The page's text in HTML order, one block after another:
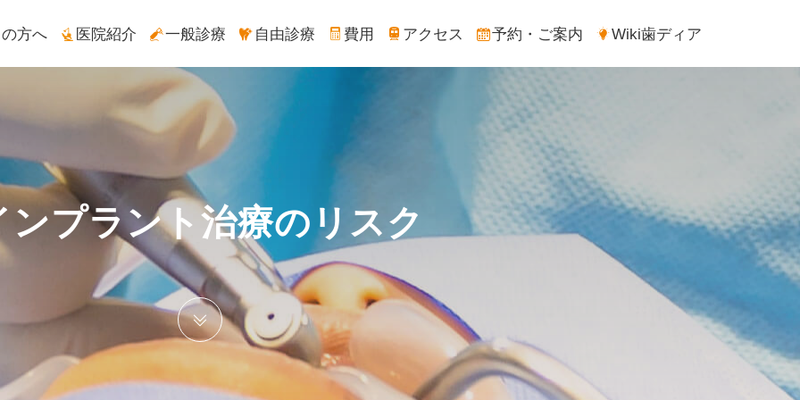
方へ 医院紹介 一般診療 自由診療 費用 アクセス 予約・ご案内 Wiki歯ディア
ンプラント治療のリスク